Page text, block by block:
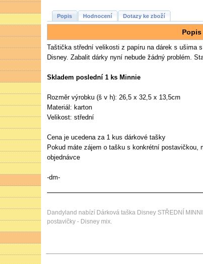
Popis Hodnocení Dotazy ke zboží
Popis
Taštička střední velikosti z papíru na dárek s ušima
Disney. Zabalit dárky nyní nebude žádný problém.
Skladem poslední 1 ks Minnie
Rozměr výrobku (š v h): 26,5 x 32,5 x 13,5cm
Materiál: karton
Velikost: střední
Cena je ucedena za 1 kus dárkové tašky
Pokud máte zájem o tašku s konkrétní postavičkou,
objednávce
-dm-
Dandyland nabízí Dárková taška Disney STŘEDNÍ
postavičky - Disney mix.